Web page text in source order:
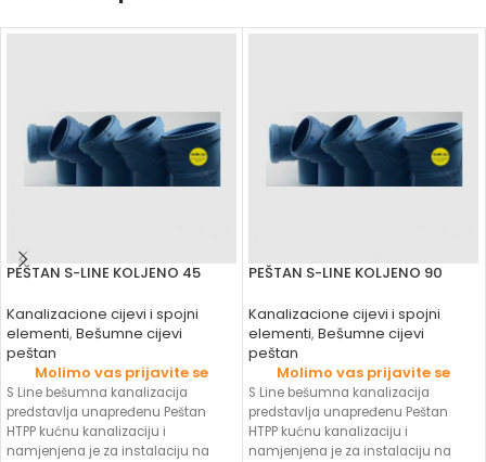
PEŠTAN S-LINE KOLJENO 45
Kanalizacione cijevi i spojni
elementi, Bešumne cijevi
peštan
Molimo vas prijavite se
S Line bešumna kanalizacija
predstavlja unapređenu Peštan
HTPP kućnu kanalizaciju i
namjenjena je za instalaciju na
PEŠTAN S-LINE KOLJENO 90
Kanalizacione cijevi i spojni
elementi, Bešumne cijevi
peštan
Molimo vas prijavite se
S Line bešumna kanalizacija
predstavlja unapređenu Peštan
HTPP kućnu kanalizaciju i
namjenjena je za instalaciju na